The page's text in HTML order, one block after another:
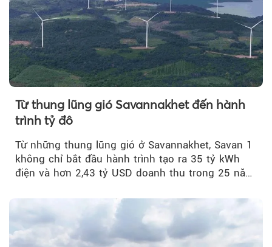
Từ thung lũng gió Savannakhet đến hành
trình tỷ đô
Từ những thung lũng gió ở Savannakhet, Savan 1
không chỉ bắt đầu hành trình tạo ra 35 tỷ kWh
điện và hơn 2,43 tỷ USD doanh thu trong 25 năm